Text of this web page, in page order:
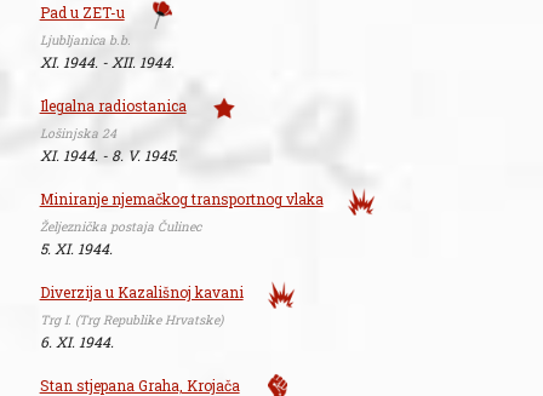
Pad u ZET-u
Ljubljanica b.b.
XI. 1944. - XII. 1944.
Ilegalna radiostanica
Lošinjska 24
XI. 1944. - 8. V. 1945.
Miniranje njemačkog transportnog vlaka
Željeznička postaja Čulinec
5. XI. 1944.
Diverzija u Kazališnoj kavani
Trg I. (Trg Republike Hrvatske)
6. XI. 1944.
Stan stjepana Graha, Krojača